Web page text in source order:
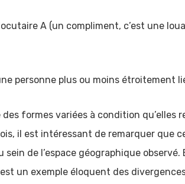
A (un compliment, c’est une
personne plus ou moins étroitement
variées à condition qu’elles
il est intéressant de remarquer que
de l’espace géographique observé.
un exemple éloquent des